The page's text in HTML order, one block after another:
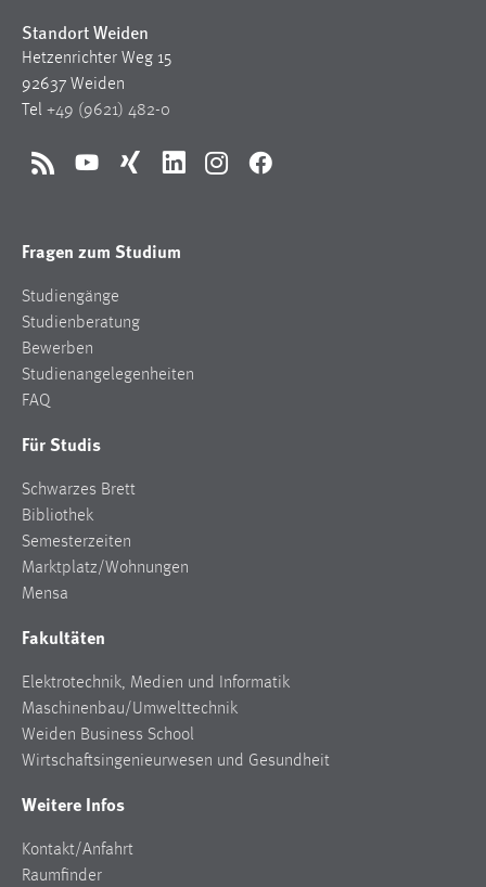
Standort Weiden
Hetzenrichter Weg 15
92637 Weiden
Tel +49 (9621) 482-0
RSS YouTubeXing LinkedInInstagramFacebook
Fragen zum Studium
Studiengänge
Studienberatung
Bewerben
Studienangelegenheiten
FAQ
Für Studis
Schwarzes Brett
Bibliothek
Semesterzeiten
Marktplatz/Wohnungen
Mensa
Fakultäten
Elektrotechnik, Medien und Informatik
Maschinenbau/Umwelttechnik
Weiden Business School
Wirtschaftsingenieurwesen und Gesundheit
Weitere Infos
Kontakt/Anfahrt
Raumfinder